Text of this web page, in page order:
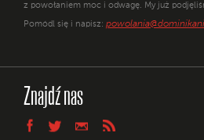
z powołaniem moc i odwagę. My już
Pomódl się i napisz:
Znajdź nas